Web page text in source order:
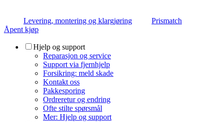
Levering, montering og klargjøring
Prismatch
Åpent kjøp
Hjelp og support
Reparasjon og service
Support via fjernhjelp
Forsikring: meld skade
Kontakt oss
Pakkesporing
Ordreretur og endring
Ofte stilte spørsmål
Mer: Hjelp og support